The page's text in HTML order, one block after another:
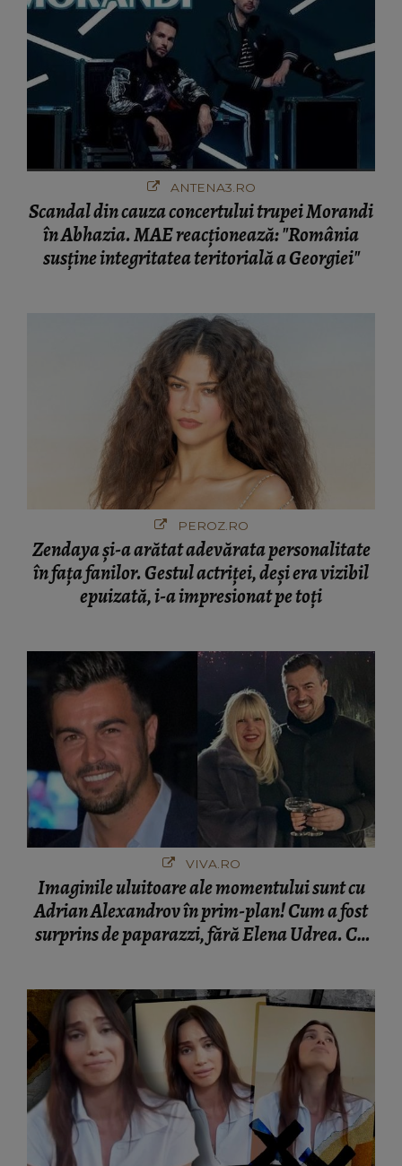
ANTENA3.RO
Scandal din cauza concertului trupei Morandi
în Abhazia. MAE reacționează: "România
susține integritatea teritorială a Georgiei"
PEROZ.RO
Zendaya și-a arătat adevărata personalitate
în fața fanilor. Gestul actriței, deși era vizibil
epuizată, i-a impresionat pe toți
VIVA.RO
Imaginile uluitoare ale momentului sunt cu
Adrian Alexandrov în prim-plan! Cum a fost
surprins de paparazzi, fără Elena Udrea. Cu